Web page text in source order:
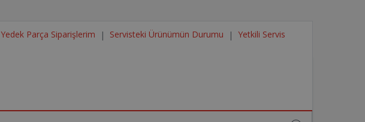
Yedek Parça Siparişlerim Servisteki Ürünümün Durumu Yetkili Servis